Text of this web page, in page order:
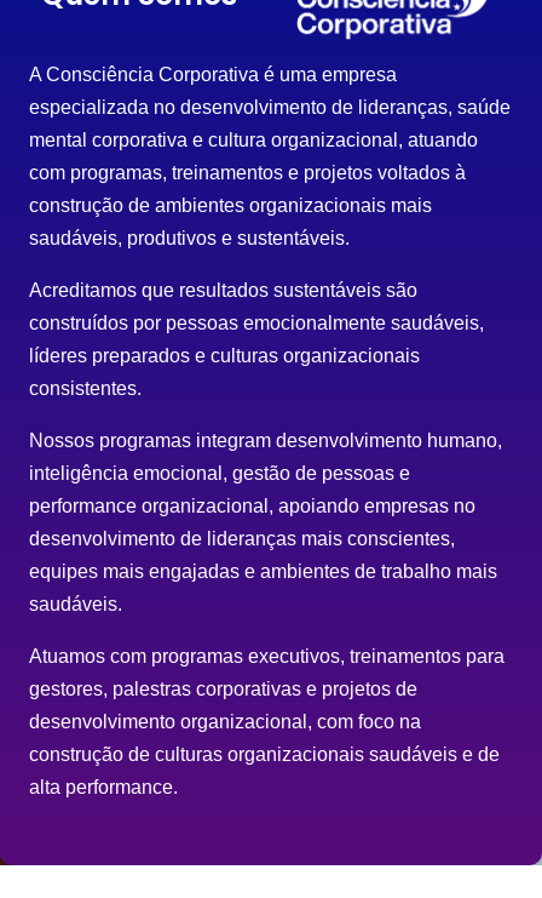
A Consciência Corporativa é uma empresa
especializada no desenvolvimento de lideranças, saúde
mental corporativa e cultura organizacional, atuando
com programas, treinamentos e projetos voltados à
construção de ambientes organizacionais mais
saudáveis, produtivos e sustentáveis.
Acreditamos que resultados sustentáveis são
construídos por pessoas emocionalmente saudáveis,
líderes preparados e culturas organizacionais
consistentes.
Nossos programas integram desenvolvimento humano,
inteligência emocional, gestão de pessoas e
performance organizacional, apoiando empresas no
desenvolvimento de lideranças mais conscientes,
equipes mais engajadas e ambientes de trabalho mais
saudáveis.
Atuamos com programas executivos, treinamentos para
gestores, palestras corporativas e projetos de
desenvolvimento organizacional, com foco na
construção de culturas organizacionais saudáveis e de
alta performance.